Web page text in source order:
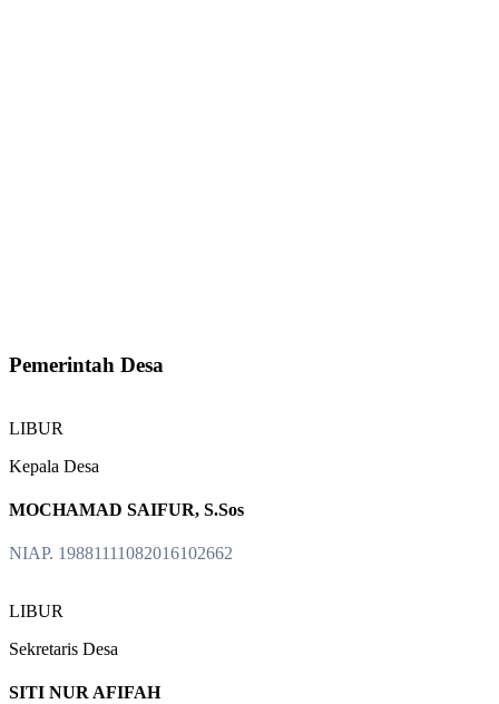
Pemerintah Desa
LIBUR
Kepala Desa
MOCHAMAD SAIFUR, S.Sos
NIAP. 19881111082016102662
LIBUR
Sekretaris Desa
SITI NUR AFIFAH